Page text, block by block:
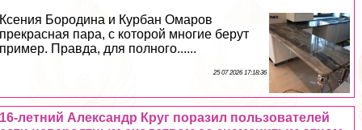
Ксения Бородина и Курбан Омаров
прекрасная пара, с которой многие берут
пример. Правда, для полного......
25 07 2026 17:18:36
16-летний Александр Круг поразил пользователей